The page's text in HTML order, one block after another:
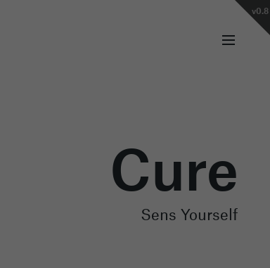
v0.8
Cure
Sens Yourself